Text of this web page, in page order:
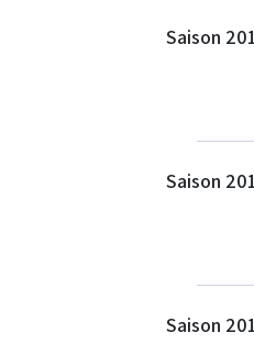
Saison
Saison
Saison